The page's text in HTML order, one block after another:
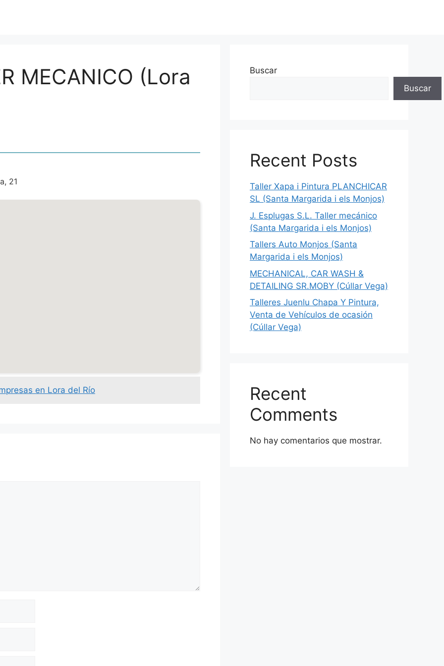
MECANICO (Lora
21
en Lora del Río
Buscar
Buscar
Recent Posts
Taller Xapa i Pintura PLANCHICAR
SL (Santa Margarida i els Monjos)
J. Esplugas S.L. Taller mecánico
(Santa Margarida i els Monjos)
Tallers Auto Monjos (Santa
Margarida i els Monjos)
MECHANICAL, CAR WASH &
DETAILING SR.MOBY (Cúllar Vega)
Talleres Juenlu Chapa Y Pintura,
Venta de Vehículos de ocasión
(Cúllar Vega)
Recent
Comments
No hay comentarios que mostrar.